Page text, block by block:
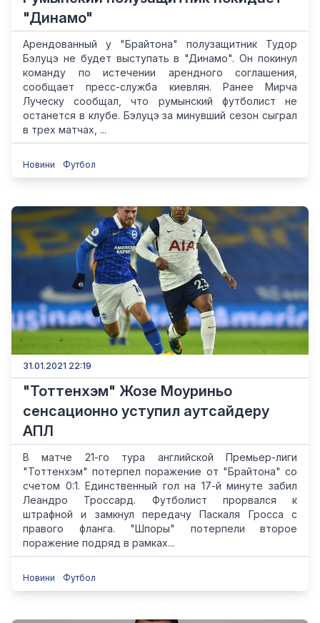
"Динамо"
Арендованный у "Брайтона" полузащитник Тудор
Бэлуцэ не будет выступать в "Динамо". Он покинул
команду по истечении арендного соглашения,
сообщает пресс-служба киевлян. Ранее Мирча
Луческу сообщал, что румынский футболист не
останется в клубе. Бэлуцэ за минувший сезон сыграл
в трех матчах, ...
Новини Футбол
31.01.2021 22:19
"Тоттенхэм" Жозе Моуриньо
сенсационно уступил аутсайдеру
АПЛ
В матче 21-го тура английской Премьер-лиги
"Тоттенхэм" потерпел поражение от "Брайтона" со
счетом 0:1. Единственный гол на 17-й минуте забил
Леандро Троссард. Футболист прорвался к
штрафной и замкнул передачу Паскаля Гросса с
правого фланга. "Шпоры" потерпели второе
поражение подряд в рамках...
Новини Футбол